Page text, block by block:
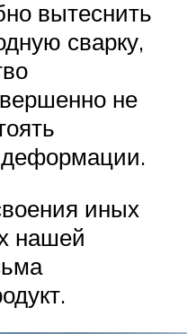
вытеснить
сварку,
не
иных
нашей